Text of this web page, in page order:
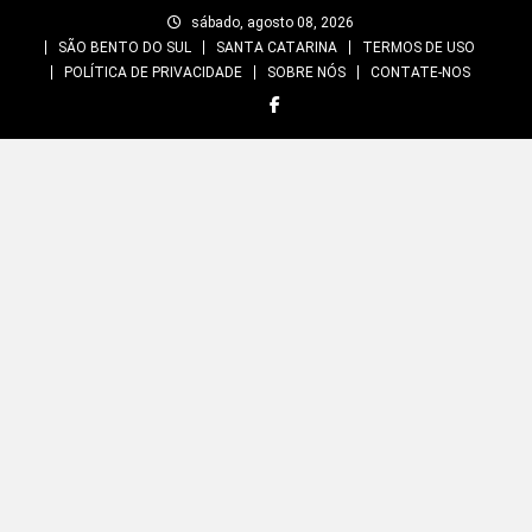
sábado, agosto 08, 2026
SÃO BENTO DO SUL
SANTA CATARINA
TERMOS DE USO
POLÍTICA DE PRIVACIDADE
SOBRE NÓS CONTATE-NOS